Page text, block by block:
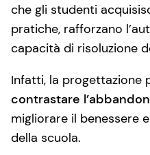
che gli studenti
pratiche, rafforzano
capacità di risoluzione
Infatti, la progettazione
contrastare
migliorare il benessere
della scuola.